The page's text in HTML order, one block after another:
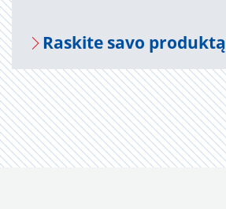
Ra­s­ki­te savo pro­duk­tą